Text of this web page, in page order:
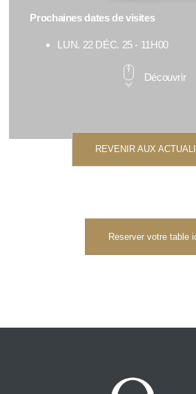
Prochaines dates de visites
LUN. 22 DÉC. 25 - 11H00
REVENIR AUX
Découvrir
Reserver votre table